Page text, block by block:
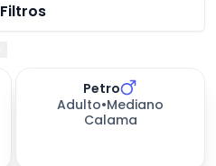
Filtros
días esperando
Petro
Adulto•Mediano
Calama